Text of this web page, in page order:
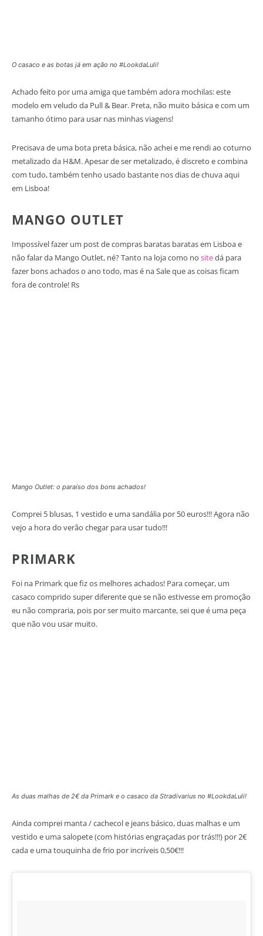
O casaco e as botas já em ação no #LookdaLuli!
Achado feito por uma amiga que também adora mochilas: este
modelo em veludo da Pull & Bear. Preta, não muito básica e com um
tamanho ótimo para usar nas minhas viagens!
Precisava de uma bota preta básica, não achei e me rendi ao coturno
metalizado da H&M. Apesar de ser metalizado, é discreto e combina
com tudo, também tenho usado bastante nos dias de chuva aqui
em Lisboa!
MANGO OUTLET
Impossível fazer um post de compras baratas baratas em Lisboa e
não falar da Mango Outlet, né? Tanto na loja como no sitedá para
fazer bons achados o ano todo, mas é na Sale que as coisas ficam
fora de controle! Rs
Mango Outlet: o paraíso dos bons achados!
Comprei 5 blusas, 1 vestido e uma sandália por 50 euros!!! Agora não
vejo a hora do verão chegar para usar tudo!!!
PRIMARK
Foi na Primark que fiz os melhores achados! Para começar, um
casaco comprido super diferente que se não estivesse em promoção
eu não compraria, pois por ser muito marcante, sei que é uma peça
que não vou usar muito.
As duas malhas de 2€ da Primark e o casaco da Stradivarius no #LookdaLuli!
Ainda comprei manta / cachecol e jeans básico, duas malhas e um
vestido e uma salopete (com histórias engraçadas por trás!!!) por 2€
cada e uma touquinha de frio por incríveis 0,50€!!!